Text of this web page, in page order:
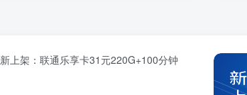
新上架：联通乐享卡31元220G+100分钟